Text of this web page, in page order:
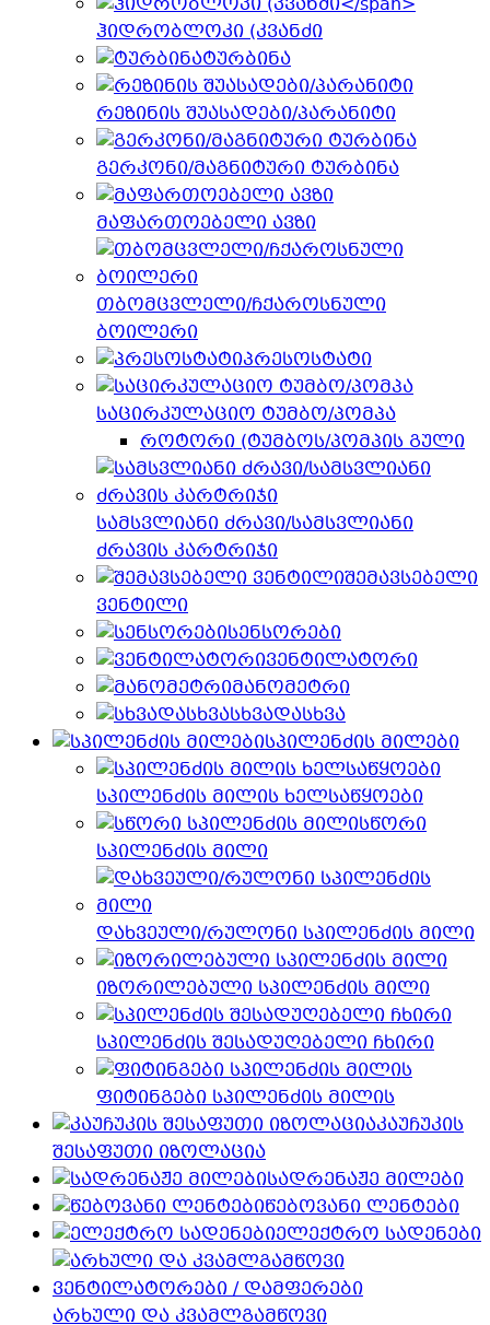
ჰიდრობლოკი (კვანძი
ტურბინა
რეზინის შუასადები/პარანიტი
გერკონი/მაგნიტური ტურბინა
მაფართოებელი ავზი
თბომცვლელი/ჩქაროსნული
ბოილერი
პრესოსტატი
საცირკულაციო ტუმბო/პომპა
როტორი (ტუმბოს/პომპის გული
სამსვლიანი ძრავი/სამსვლიანი
ძრავის კარტრიჯი
შემავსებელი
ვენტილი
სენსორები
ვენტილატორი
მანომეტრი
სხვადასხვა
სპილენძის მილები
სპილენძის მილის ხელსაწყოები
სწორი
სპილენძის მილი
დახვეული/რულონი სპილენძის მილი
იზორილებული სპილენძის მილი
სპილენძის შესადუღებელი ჩხირი
ფიტინგები სპილენძის მილის
კაუჩუკის
შესაფუთი იზოლაცია
სადრენაჟე მილები
წებოვანი ლენტები
ელექტრო სადენები
არხული და კვამლგამწოვი